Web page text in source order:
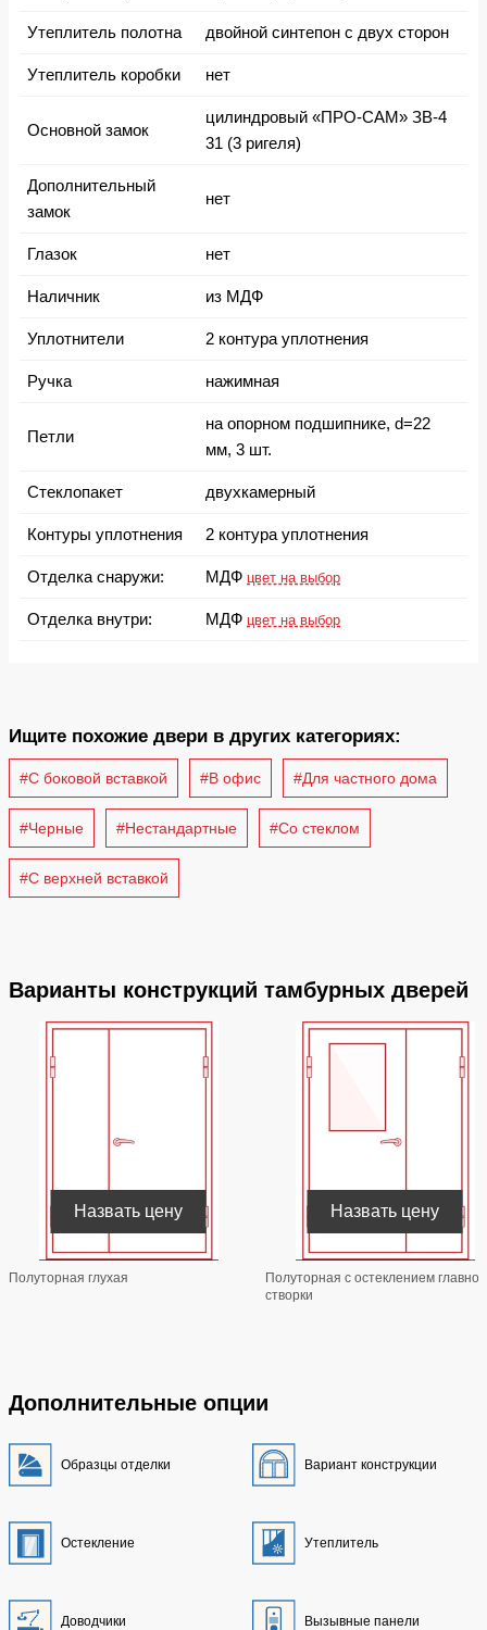
Утеплитель полотна двойной синтепон с двух сторон
Утеплитель коробки нет
Основной замок
цилиндровый «ПРО-САМ» ЗВ-4
31 (3 ригеля)
Дополнительный
замок
нет
Глазок нет
Наличник из МДФ
Уплотнители 2 контура уплотнения
Ручка нажимная
Петли
на опорном подшипнике, d=22
мм, 3 шт.
Стеклопакет двухкамерный
Контуры уплотнения 2 контура уплотнения
Отделка снаружи: МДФ цвет на выбор
Отделка внутри: МДФ цвет на выбор
Ищите похожие двери в других категориях:
#С боковой вставкой #В офис #Для частного дома
#Черные #Нестандартные #Со стеклом
#С верхней вставкой
Варианты конструкций тамбурных дверей
Полуторная глухая
Назвать цену
Полуторная с остеклением главной
створки
Назвать цену
Дополнительные опции
Образцы отделки Вариант конструкции
Остекление Утеплитель
Доводчики Вызывные панели